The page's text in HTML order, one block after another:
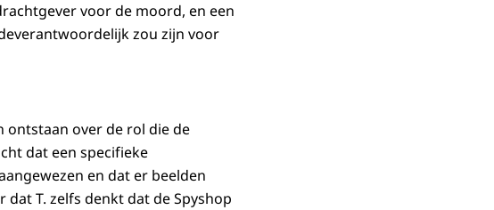
voor de moord, en een
zou zijn voor
ontstaan over de rol die de
dat een specifieke
en dat er beelden
T. zelfs denkt dat de Spyshop